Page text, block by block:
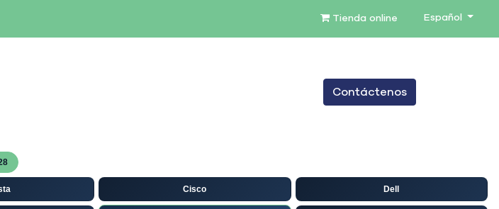
Tienda online Español
BLOG
Contáctenos
Cisco Dell